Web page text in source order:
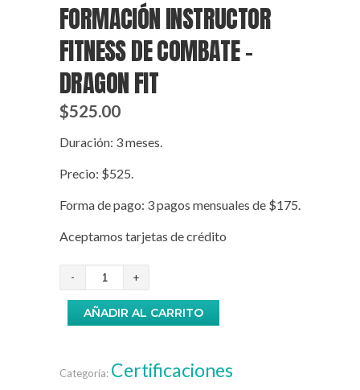
FORMACIÓN INSTRUCTOR
FITNESS DE COMBATE –
DRAGON FIT
$525.00
Duración: 3 meses.
Precio: $525.
Forma de pago: 3 pagos mensuales de $175.
Aceptamos tarjetas de crédito
Formación
Fitness
Combate
-
AÑADIR AL CARRITO
Categoría: Certificaciones